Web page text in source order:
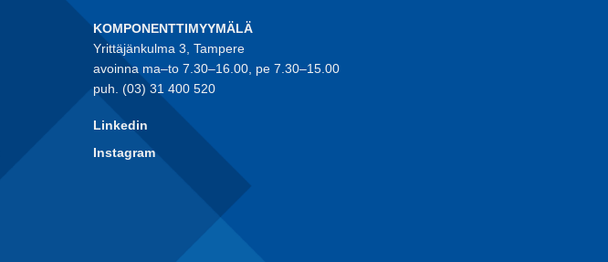
KOMPONENTTIMYYMÄLÄ
Yrittäjänkulma 3, Tampere
avoinna ma–to 7.30–16.00, pe 7.30–15.00
puh. (03) 31 400 520
Linkedin
Instagram